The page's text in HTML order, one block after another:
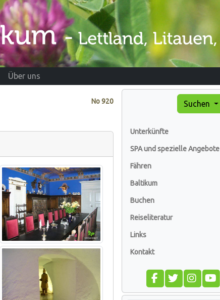
Über uns
No920 Suchen
Unterkünfte
SPA und spezielle Angebote
Fähren
Baltikum
Buchen
Reiseliteratur
Links
Kontakt